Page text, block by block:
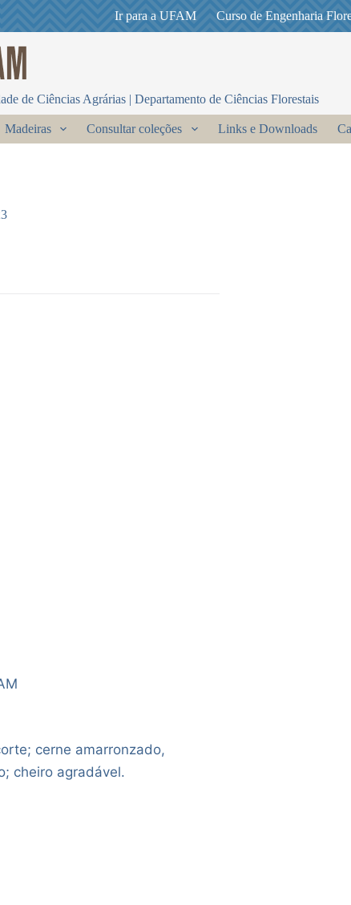
Ir para a UFAM Curso de Engenharia
de Ciências Agrárias | Departamento de Ciências Florestais
Madeiras Consultar coleções Links e Downloads
cerne amarronzado,
cheiro agradável.